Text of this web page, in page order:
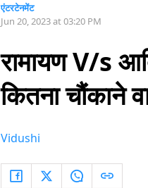
एंटरटेनमेंट
Jun 20, 2023 at 03:20 PM
रामायण V/s
कितना चौंकाने
Vidushi